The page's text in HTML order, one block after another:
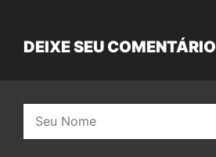
DEIXE SEU COMENTÁRIO